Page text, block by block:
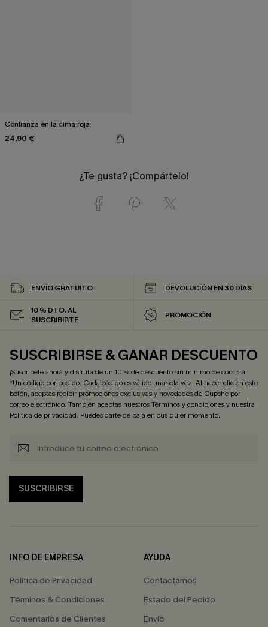
Confianza en la cima roja
24,90 €
¿Te gusta? ¡Compártelo!
ENVÍO GRATUITO DEVOLUCIÓN EN 30 DÍAS
10 % DTO. AL
SUSCRIBIRTE
PROMOCIÓN
SUSCRIBIRSE & GANAR DESCUENTO
¡Suscríbete ahora y disfruta de un 10 % de descuento sin mínimo de compra!
*Un código por pedido. Cada código es válido una sola vez. Al hacer clic en este
botón, aceptas recibir promociones exclusivas y novedades de Cupshe por
correo electrónico. También aceptas nuestrosTérminos y condicionesy nuestra
Política de privacidad. Puedes darte de baja en cualquier momento.
SUSCRIBIRSE
INFO DE EMPRESA
Política de Privacidad
Términos & Condiciones
Comentarios de Clientes
AYUDA
Contactarnos
Estado del Pedido
Envío